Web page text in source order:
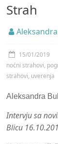
Strah
15/01/2019
noćni strahovi,
strahovi, uverenja
Aleksandra
Intervju sa
Blicu